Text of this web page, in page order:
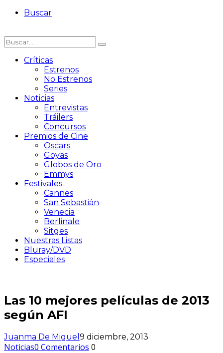
Buscar
Críticas
Estrenos
No Estrenos
Series
Noticias
Entrevistas
Tráilers
Concursos
Premios de Cine
Oscars
Goyas
Globos de Oro
Emmys
Festivales
Cannes
San Sebastián
Venecia
Berlinale
Sitges
Nuestras Listas
Bluray/DVD
Especiales
Las 10 mejores películas de 2013
según AFI
Juanma De Miguel 9 diciembre, 2013
Noticias0 Comentarios 0